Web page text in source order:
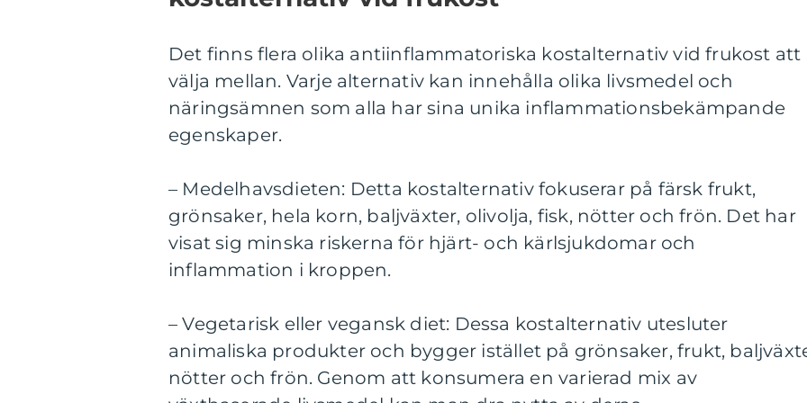
Det finns flera olika antiinflammatoriska kostalternativ vid frukost att
välja mellan. Varje alternativ kan innehålla olika livsmedel och
näringsämnen som alla har sina unika inflammationsbekämpande
egenskaper.
– Medelhavsdieten: Detta kostalternativ fokuserar på färsk frukt,
grönsaker, hela korn, baljväxter, olivolja, fisk, nötter och frön. Det har
visat sig minska riskerna för hjärt- och kärlsjukdomar och
inflammation i kroppen.
– Vegetarisk eller vegansk diet: Dessa kostalternativ utesluter
animaliska produkter och bygger istället på grönsaker, frukt,
nötter och frön. Genom att konsumera en varierad mix av